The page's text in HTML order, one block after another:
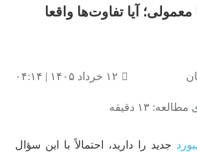
معمولی؛ آیا تفاوت‌ها واقعا
۱۲ خرداد ۱۴۰۵ | ۰۴:۱۴
۱۳ دقیقه
جدید را دارید، احتمالاً با این سؤال